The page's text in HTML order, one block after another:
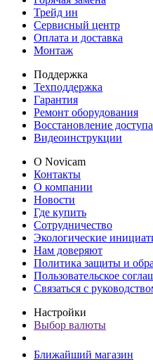
Трейд ин
Сервисный центр
Оплата и доставка
Монтаж
Поддержка
Техподдержка
Гарантия
Ремонт оборудования
Восстановление доступа
Видеоинструкции
О Novicam
Контакты
О компании
Новости
Где купить
Сотрудничество
Экологические
Нам доверяют
Политика защиты и
Пользовательское
Связаться с
Настройки
Выбор валюты
Ближайший магазин